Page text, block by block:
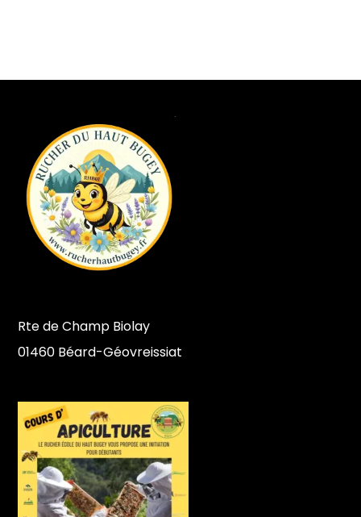
Rte de Champ Biolay
01460 Béard-Géovreissiat